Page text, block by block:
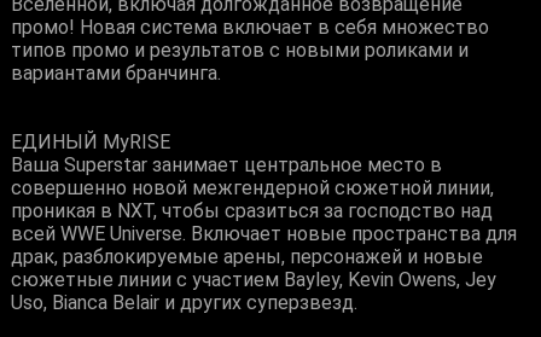
промо! Новая система включает в себя множество
типов промо и результатов с новыми роликами и
вариантами бранчинга.
ЕДИНЫЙ MyRISE
Ваша Superstar занимает центральное место в
совершенно новой межгендерной сюжетной линии,
проникая в NXT, чтобы сразиться за господство над
всей WWE Universe. Включает новые пространства для
драк, разблокируемые арены, персонажей и новые
сюжетные линии с участием Bayley, Kevin Owens, Jey
Uso, Bianca Belair и других суперзвезд.